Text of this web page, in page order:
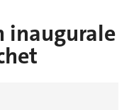
inaugurale